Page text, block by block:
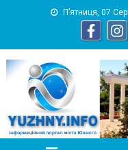
П’ятниця, 07
информационный